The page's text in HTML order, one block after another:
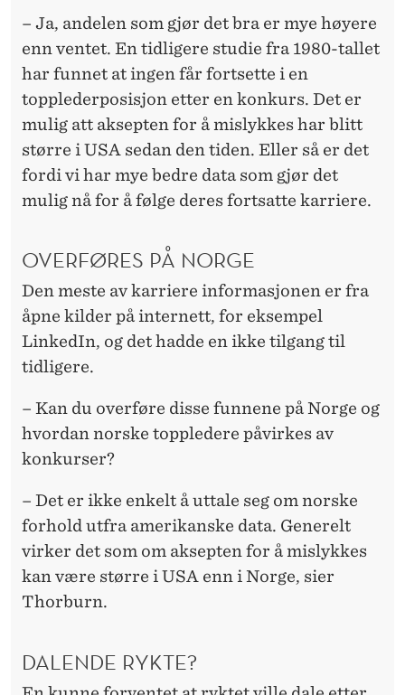
– Ja, andelen som gjør det bra er mye høyere
enn ventet. En tidligere studie fra 1980-tallet
har funnet at ingen får fortsette i en
topplederposisjon etter en konkurs. Det er
mulig att aksepten for å mislykkes har blitt
større i USA sedan den tiden. Eller så er det
fordi vi har mye bedre data som gjør det
mulig nå for å følge deres fortsatte karriere.
OVERFØRES PÅ NORGE
Den meste av karriere informasjonen er fra
åpne kilder på internett, for eksempel
LinkedIn, og det hadde en ikke tilgang til
tidligere.
– Kan du overføre disse funnene på Norge og
hvordan norske toppledere påvirkes av
konkurser?
– Det er ikke enkelt å uttale seg om norske
forhold utfra amerikanske data. Generelt
virker det som om aksepten for å mislykkes
kan være større i USA enn i Norge, sier
Thorburn.
DALENDE RYKTE?